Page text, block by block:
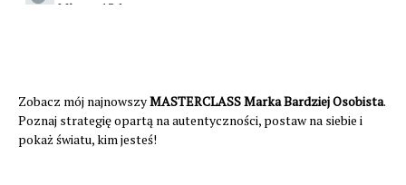
Zobacz mój najnowszyMASTERCLASS Marka Bardziej Osobista.
Poznaj strategię opartą na autentyczności, postaw na siebie i
pokaż światu, kim jesteś!